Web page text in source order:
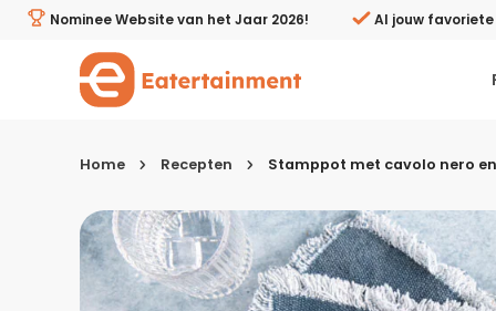
Stamppot met cavolo nero en vegetarische
Nominee Website van het Jaar 2026! Al jouw
Kies je menugang
Ontbijt
Home Recepten Stamppot met cavolo nero